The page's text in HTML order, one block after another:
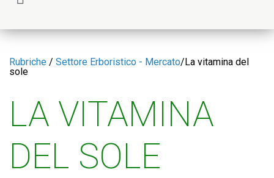
Rubriche / Settore Erboristico - Mercato/La vitamina del
sole
LA VITAMINA
DEL SOLE